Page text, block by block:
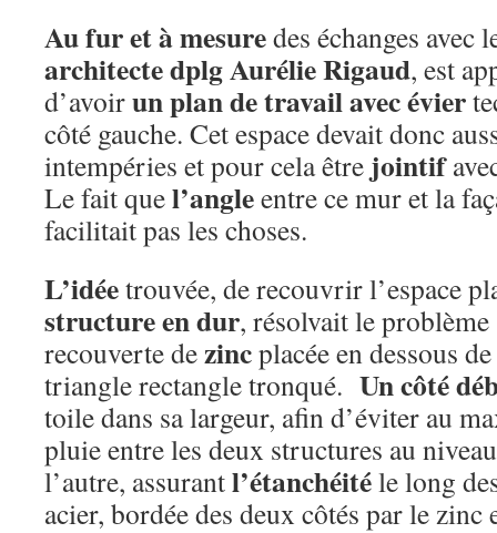
Au fur et à mesuredes échanges avec
architecte dplg Aurélie Rigaud, est
d’avoirun plan de travail avec évier
côté gauche. Cet espace devait donc
intempéries et pour cela être jointif
Le fait quel’angleentre ce mur et la
facilitait pas les choses.
L’idéetrouvée, de recouvrir l’espace
structure en dur, résolvait le
recouverte dezincplacée en dessous
triangle rectangle tronqué. Un côté
toile dans sa largeur, afin d’éviter au
pluie entre les deux structures au
l’autre, assurantl’étanchéitéle long
acier, bordée des deux côtés par le zinc